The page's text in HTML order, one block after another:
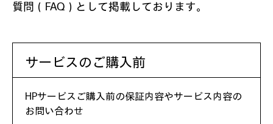
質問（FAQ） として掲載しております。
サービスのご購入前
HPサービスご購入前の保証内容やサービス内容の
お問い合わせ